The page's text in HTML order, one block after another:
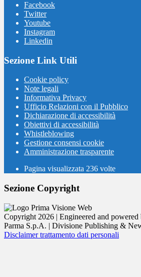
Facebook
Twitter
Youtube
Instagram
Linkedin
Sezione Link Utili
Cookie policy
Note legali
Informativa Privacy
Ufficio Relazioni con il Pubblico
Dichiarazione di accessibilità
Obiettivi di accessibilità
Whistleblowing
Gestione consensi cookie
Amministrazione trasparente
Pagina visualizzata 236 volte
Sezione Copyright
Copyright 2026 | Engineered and
Parma S.p.A. | Divisione Publishing &
Disclaimer trattamento dati personali